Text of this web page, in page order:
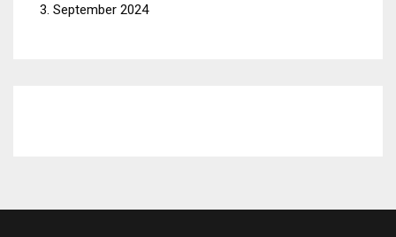
3. September 2024